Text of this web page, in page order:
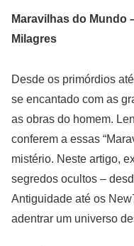
Maravilhas do Mundo
Milagres
Desde os primórdios
se encantado com as
as obras do homem.
conferem a essas
mistério. Neste artigo,
segredos ocultos –
Antiguidade até os
adentrar um universo